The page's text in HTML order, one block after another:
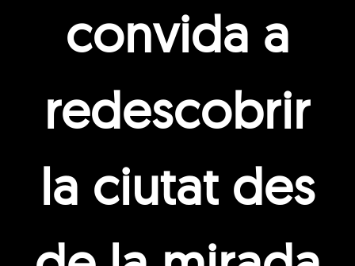
convida a
redescobrir
la ciutat des